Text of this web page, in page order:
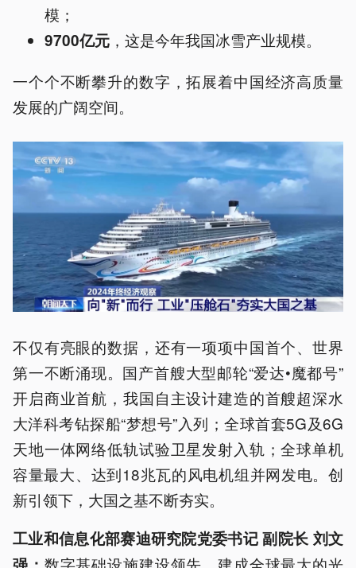
模；
9700亿元 ，这是今年我国冰雪产业规模。
一个个不断攀升的数字，拓展着中国经济高质量
发展的广阔空间。
不仅有亮眼的数据，还有一项项中国首个、世界
第一不断涌现。国产首艘大型邮轮“爱达•魔都号”
开启商业首航，我国自主设计建造的首艘超深水
大洋科考钻探船“梦想号”入列；全球首套5G及6G
天地一体网络低轨试验卫星发射入轨；全球单机
容量最大、达到18兆瓦的风电机组并网发电。创
新引领下，大国之基不断夯实。
工业和信息化部赛迪研究院党委书记 副院长 刘文